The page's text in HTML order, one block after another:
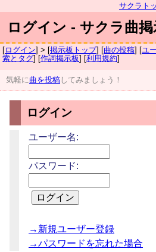
サクラト
ログイン - サクラ曲掲
[ログイン] > [掲示板トップ] [曲の投稿] [ユ
索とタグ] [作詞掲示板] [利用規約]
気軽に曲を投稿 してみましょう！
ログイン
ユーザー名:
パスワード:
→新規ユーザー登録
→パスワードを忘れた場合